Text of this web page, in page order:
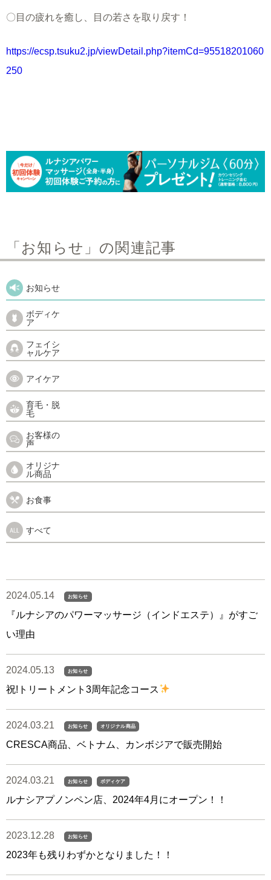
〇目の疲れを癒し、目の若さを取り戻す！
https://ecsp.tsuku2.jp/viewDetail.php?itemCd=95518201060
250
「お知らせ」の関連記事
お知らせ
ボディケ
ア
フェイシ
ャルケア
アイケア
育毛・脱
毛
お客様の
声
オリジナ
ル商品
お食事
すべて
2024.05.14 お知らせ
『ルナシアのパワーマッサージ（インドエステ）』がすご
い理由
2024.05.13 お知らせ
祝!トリートメント3周年記念コース
2024.03.21 お知らせ オリジナル商品
CRESCA商品、ベトナム、カンボジアで販売開始
2024.03.21 お知らせ ボディケア
ルナシアプノンペン店、2024年4月にオープン！！
2023.12.28 お知らせ
2023年も残りわずかとなりました！！